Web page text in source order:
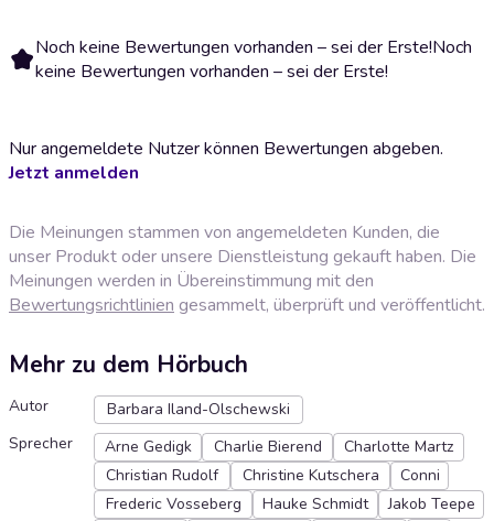
Noch keine Bewertungen vorhanden – sei der Erste!Noch
keine Bewertungen vorhanden – sei der Erste!
Nur angemeldete Nutzer können Bewertungen abgeben.
Jetzt anmelden
Die Meinungen stammen von angemeldeten Kunden, die
unser Produkt oder unsere Dienstleistung gekauft haben. Die
Meinungen werden in Übereinstimmung mit den
Bewertungsrichtlinien gesammelt, überprüft und veröffentlicht.
Mehr zu dem Hörbuch
Autor
Barbara Iland-Olschewski
Sprecher
Arne Gedigk Charlie Bierend
Charlotte Martz
Christian Rudolf
Christine Kutschera
Conni
Frederic Vosseberg
Hauke Schmidt
Jakob Teepe